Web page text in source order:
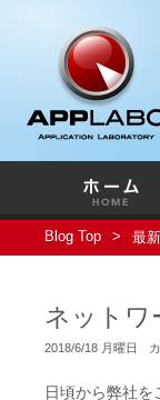
Blog Top 最
ネットワ
2018/6/18 月曜日
日頃から弊社を